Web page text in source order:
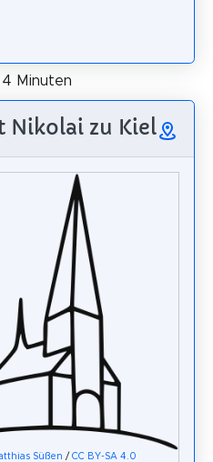
Minuten
Nikolai zu Kiel
Süßen /CC BY-SA 4.0